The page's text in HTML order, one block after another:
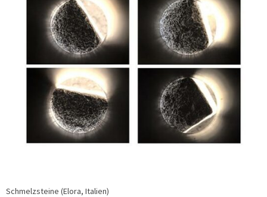
Schmelzsteine (Elora, Italien)